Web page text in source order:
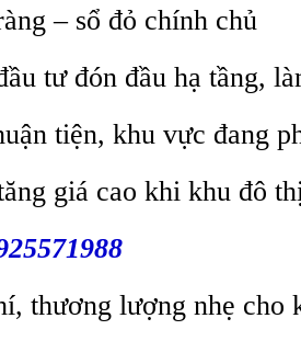
– sổ đỏ chính chủ
tư đón đầu hạ tầng,
tiện, khu vực đang
giá cao khi khu đô
thương lượng nhẹ cho